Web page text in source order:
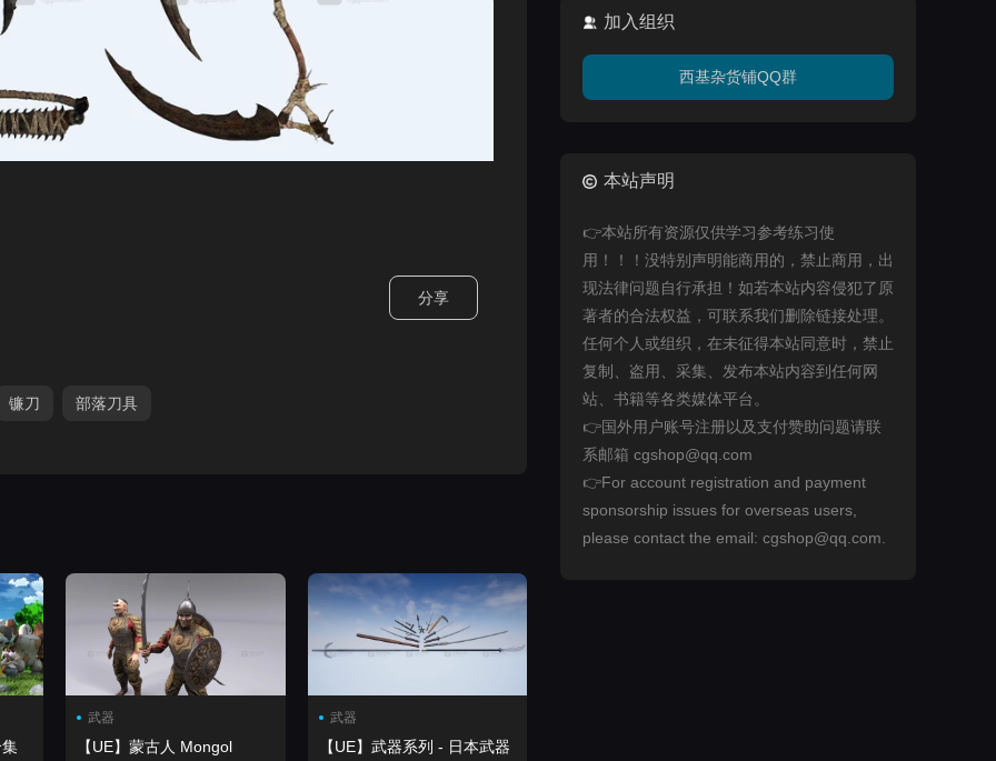
分享
镰刀 部落刀具
武器
【UE】蒙古人 Mongol
武器
【UE】武器系列 - 日本武器
加入组织
西基杂货铺QQ群
本站声明
👉本站所有资源仅供学习参考练习使
用！！！没特别声明能商用的，禁止商用，出
现法律问题自行承担！如若本站内容侵犯了原
著者的合法权益，可联系我们删除链接处理。
任何个人或组织，在未征得本站同意时，禁止
复制、盗用、采集、发布本站内容到任何网
站、书籍等各类媒体平台。
👉国外用户账号注册以及支付赞助问题请联
系邮箱 cgshop@qq.com
👉For account registration and payment
sponsorship issues for overseas users,
please contact the email: cgshop@qq.com.